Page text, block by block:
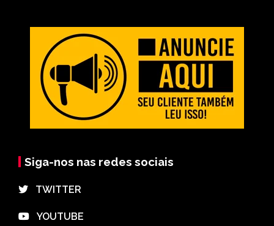
Siga-nos nas redes sociais
⠀TWITTER
⠀YOUTUBE